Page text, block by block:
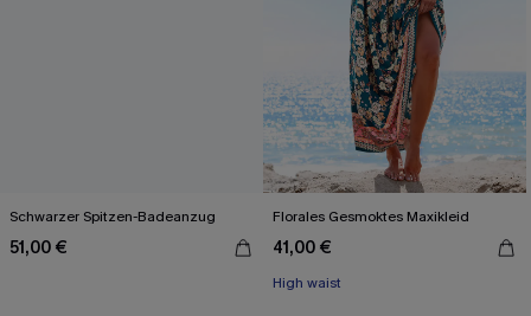
Schwarzer Spitzen-Badeanzug
51,00 €
Florales Gesmoktes Maxikleid
41,00 €
High waist